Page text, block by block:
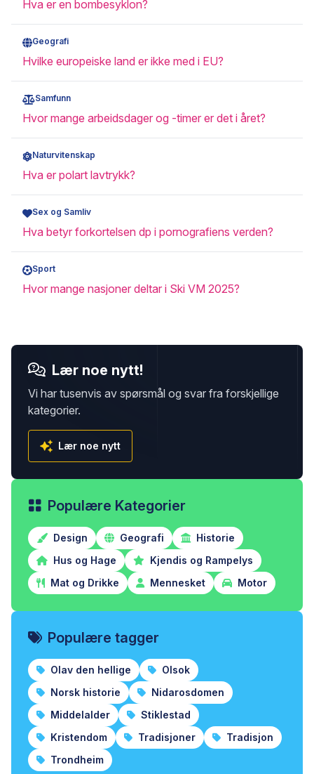
Hva er en bombesyklon?
Geografi
Hvilke europeiske land er ikke med i EU?
Samfunn
Hvor mange arbeidsdager og -timer er det i året?
Naturvitenskap
Hva er polart lavtrykk?
Sex og Samliv
Hva betyr forkortelsen dp i pornografiens verden?
Sport
Hvor mange nasjoner deltar i Ski VM 2025?
Lær noe nytt!
Vi har tusenvis av spørsmål og svar fra forskjellige
kategorier.
Lær noe nytt
Populære Kategorier
Design Geografi
Historie
Hus og Hage
Kjendis og Rampelys
Mat og Drikke
Mennesket Motor
Populære tagger
Olav den hellige
Olsok
Norsk historie
Nidarosdomen
Middelalder
Stiklestad
Kristendom
Tradisjoner
Tradisjon
Trondheim